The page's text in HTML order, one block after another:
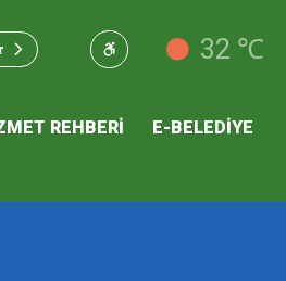
32 ℃
REHBERİ E-BELEDİYE